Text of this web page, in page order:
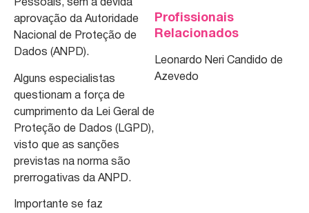
Pessoais, sem a devida
aprovação da Autoridade
Nacional de Proteção de
Dados (ANPD).
Alguns especialistas
questionam a força de
cumprimento da Lei Geral de
Proteção de Dados (LGPD),
visto que as sanções
previstas na norma são
prerrogativas da ANPD.
Importante se faz
Profissionais
Relacionados
Leonardo Neri Candido de
Azevedo